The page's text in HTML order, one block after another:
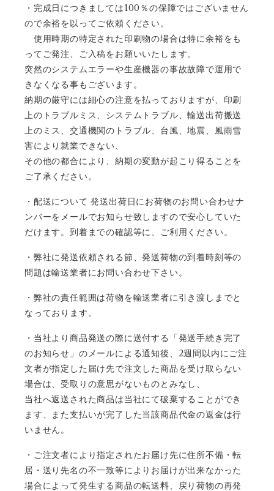
・完成日につきましては 100 ％の保障ではございません
ので余裕を以ってご依頼ください。
使用時期の特定された印刷物の場合は特に余裕をも
ってご発注、ご入稿をお願いいたします。
突然のシステムエラーや生産機器の事故故障で運用で
きなくなる事もございます。
納期の厳守には細心の注意を払っておりますが、印刷
上のトラブルミス、システムトラブル、輸送出荷搬送
上のミス、交通機関のトラブル、台風、地震、風雨雪
害により就業できない、
その他の都合により、納期の変動が起こり得ることを
ご了承ください。
・ 配送について 発送出荷日にお荷物のお問い合わせナ
ンバーをメールでお知らせ致しますので安心していた
だけます。到着までの確認等に、ご利用ください。
・弊社に発送依頼される節、発送荷物の到着時刻等の
問題は輸送業者にお問い合わせ下さい。
・弊社の責任範囲は荷物を輸送業者に引き渡しまでと
なっております。
・当社より商品発送の際に送付する「発送手続き完了
のお知らせ」のメールによる通知後、 2週間以内にご注
文者が指定した届け先で注文した商品を受け取らない
場合は、受取りの意思がないものとみなし、
当社へ返送された商品は当社にて破棄することができ
ます、また支払いが完了した当該商品代金の返金は行
いません。
・ご注文者により指定されたお届け先に住所不備・転
居・送り先名の不一致等によりお届けが出来なかった
場合によって発生する商品の転送料、戻り荷物の再発